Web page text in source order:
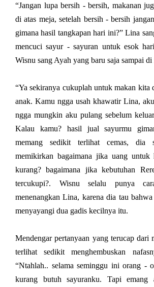
“Jangan lupa bersih - bersih, makanan
di atas meja, setelah bersih - bersih
gimana hasil tangkapan hari ini?” Lina
mencuci sayur - sayuran untuk esok
Wisnu sang Ayah yang baru saja sampai di
“Ya sekiranya cukuplah untuk makan kita
anak. Kamu ngga usah khawatir Lina,
ngga mungkin aku pulang sebelum
Kalau kamu? hasil jual sayurmu
memang sedikit terlihat cemas, dia
memikirkan bagaimana jika uang
kurang? bagaimana jika kebutuhan
tercukupi?. Wisnu selalu punya
menenangkan Lina, karena dia tau
menyayangi dua gadis kecilnya itu.
Mendengar pertanyaan yang terucap dari
terlihat sedikit menghembuskan
“Ntahlah.. selama seminggu ini orang -
kurang butuh sayuranku. Tapi